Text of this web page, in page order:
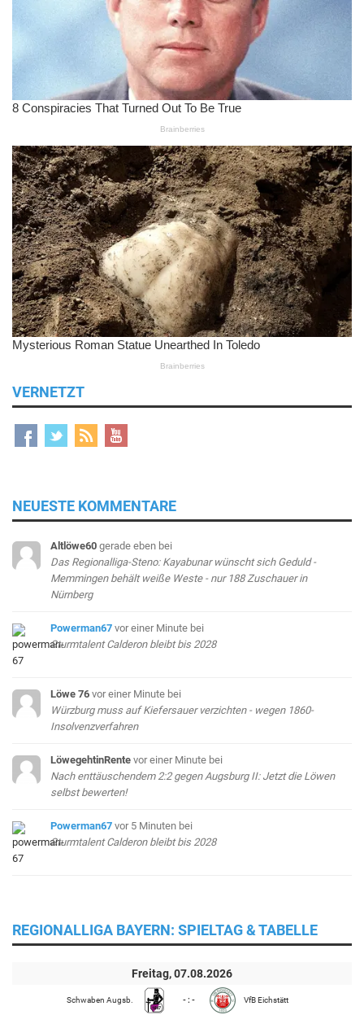
VERNETZT
NEUESTE KOMMENTARE
Altlöwe60 gerade eben bei
Das Regionalliga-Steno: Kayabunar wünscht sich Geduld -
Memmingen behält weiße Weste - nur 188 Zuschauer in
Nürnberg
Powerman67 vor einer Minute bei
Sturmtalent Calderon bleibt bis 2028
Löwe 76 vor einer Minute bei
Würzburg muss auf Kiefersauer verzichten - wegen 1860-
Insolvenzverfahren
LöwegehtinRente vor einer Minute bei
Nach enttäuschendem 2:2 gegen Augsburg II: Jetzt die Löwen
selbst bewerten!
Powerman67 vor 5 Minuten bei
Sturmtalent Calderon bleibt bis 2028
REGIONALLIGA BAYERN: SPIELTAG & TABELLE
Freitag, 07.08.2026
Schwaben Augsb. - : - VfB Eichstätt